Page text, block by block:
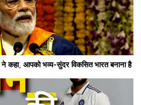
IIT ग्रेजुएट्स से प्रधानमंत्री ने कहा, आपको भव्य-सुंदर विकसित भारत बनाना है